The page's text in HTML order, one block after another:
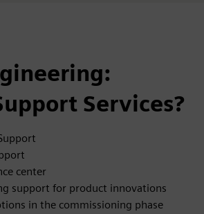
Services?
center
support for product innovations
in the commissioning phase